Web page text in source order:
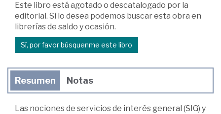
Este libro está agotado o descatalogado por la
editorial. Si lo desea podemos buscar esta obra en
librerías de saldo y ocasión.
Sí, por favor búsquenme este libro
Resumen Notas
Las nociones de servicios de interés general (SIG) y